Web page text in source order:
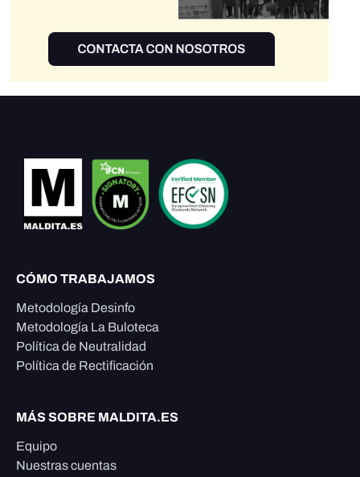
CÓMO TRABAJAMOS
Metodología Desinfo
Metodología La Buloteca
Política de Neutralidad
Política de Rectificación
MÁS SOBRE MALDITA.ES
Equipo
Nuestras cuentas